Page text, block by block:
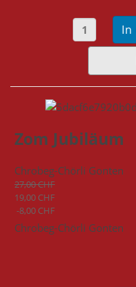
Zom Jubiläum
Chrobeg-Chörli Gonten
27,00 CHF
19,00 CHF
-8,00 CHF
Chrobeg-Chörli Gonten